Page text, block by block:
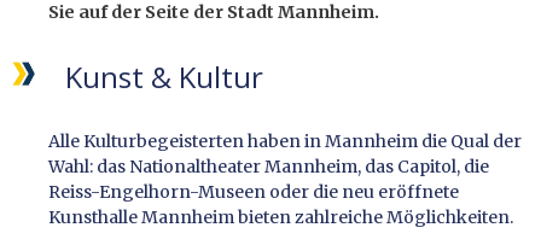
Sie auf der Seite der Stadt Mannheim.
Kunst & Kultur
Alle Kulturbegeisterten haben in Mannheim die Qual der
Wahl: das Nationaltheater Mannheim, das Capitol, die
Reiss-Engelhorn-Museen oder die neu eröffnete
Kunsthalle Mannheim bieten zahlreiche Möglichkeiten.